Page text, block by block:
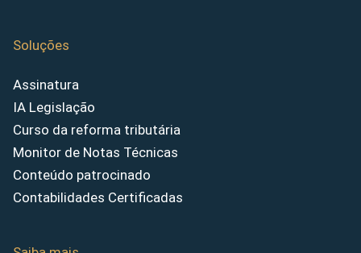
Soluções
Assinatura
IA Legislação
Curso da reforma tributária
Monitor de Notas Técnicas
Conteúdo patrocinado
Contabilidades Certificadas